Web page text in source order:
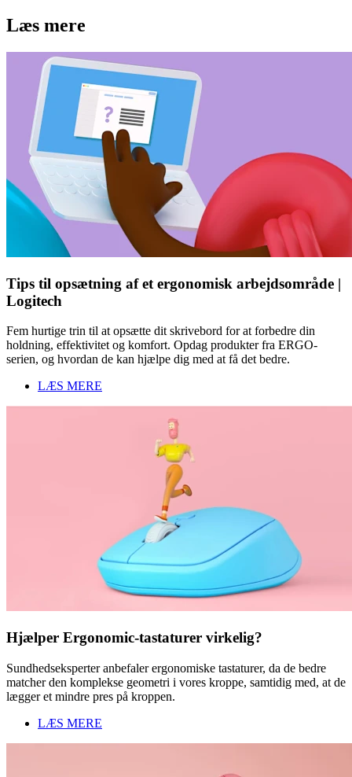
Læs mere
Tips til opsætning af et ergonomisk arbejdsområde |
Logitech
Fem hurtige trin til at opsætte dit skrivebord for at forbedre din
holdning, effektivitet og komfort. Opdag produkter fra ERGO-
serien, og hvordan de kan hjælpe dig med at få det bedre.
LÆS MERE
Hjælper Ergonomic-tastaturer virkelig?
Sundhedseksperter anbefaler ergonomiske tastaturer, da de bedre
matcher den komplekse geometri i vores kroppe, samtidig med, at de
lægger et mindre pres på kroppen.
LÆS MERE